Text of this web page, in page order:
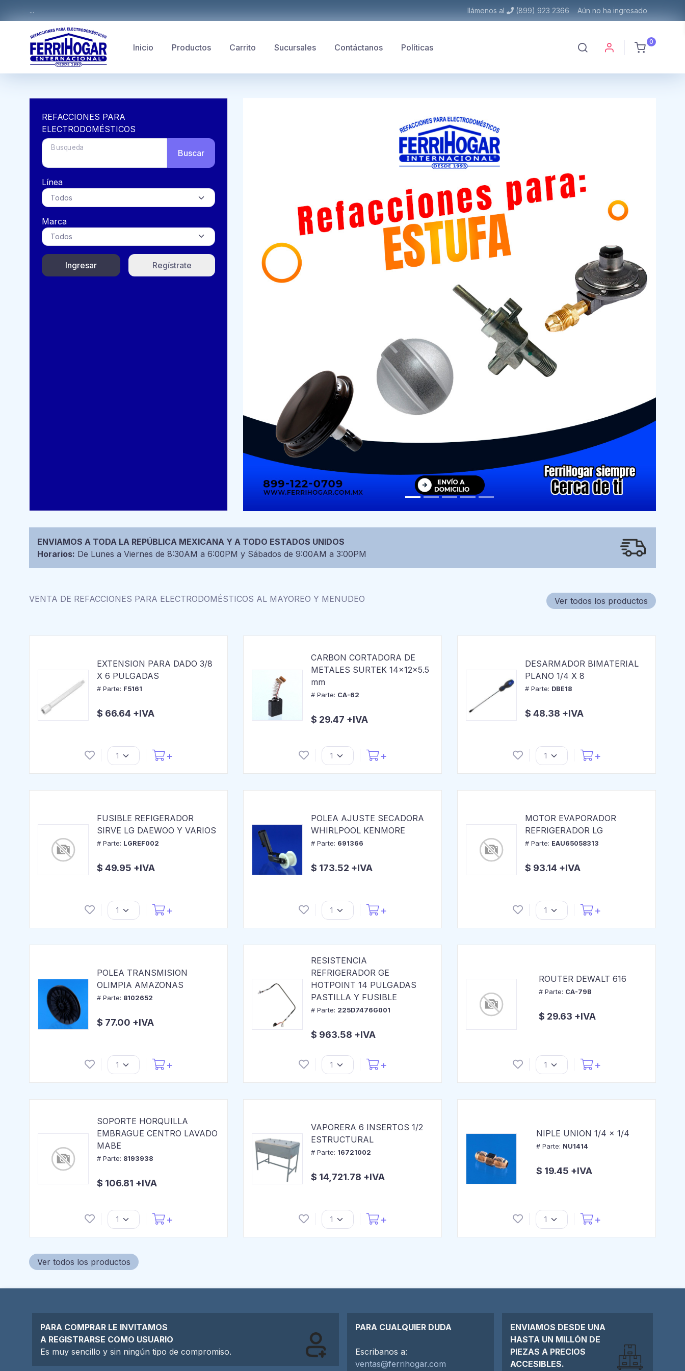
... llámenos al (899) 923 2366 Aún no ha ingresado
0
Inicio Productos Carrito Sucursales Contáctanos Políticas
REFACCIONES PARA
ELECTRODOMÉSTICOS
Busqueda
Buscar
Línea
Marca
Ingresar Regístrate
ENVIAMOS A TODA LA REPÚBLICA MEXICANA Y A TODO ESTADOS UNIDOS
Horarios: De Lunes a Viernes de 8:30AM a 6:00PM y Sábados de 9:00AM a 3:00PM
VENTA DE REFACCIONES PARA ELECTRODOMÉSTICOS AL MAYOREO Y MENUDEO Ver todos los productos
EXTENSION PARA DADO 3/8
X 6 PULGADAS
# Parte: F5161
$ 66.64 +IVA
CARBON CORTADORA DE
METALES SURTEK 14x12x5.5
mm
# Parte: CA-62
$ 29.47 +IVA
DESARMADOR BIMATERIAL
PLANO 1/4 X 8
# Parte: DBE18
$ 48.38 +IVA
FUSIBLE REFIGERADOR
SIRVE LG DAEWOO Y VARIOS
# Parte: LGREF002
$ 49.95 +IVA
POLEA AJUSTE SECADORA
WHIRLPOOL KENMORE
# Parte: 691366
$ 173.52 +IVA
MOTOR EVAPORADOR
REFRIGERADOR LG
# Parte: EAU65058313
$ 93.14 +IVA
POLEA TRANSMISION
OLIMPIA AMAZONAS
# Parte: 8102652
$ 77.00 +IVA
RESISTENCIA
REFRIGERADOR GE
HOTPOINT 14 PULGADAS
PASTILLA Y FUSIBLE
# Parte: 225D7476G001
$ 963.58 +IVA
ROUTER DEWALT 616
# Parte: CA-79B
$ 29.63 +IVA
SOPORTE HORQUILLA
EMBRAGUE CENTRO LAVADO
MABE
# Parte: 8193938
$ 106.81 +IVA
VAPORERA 6 INSERTOS 1/2
ESTRUCTURAL
# Parte: 16721002
$ 14,721.78 +IVA
NIPLE UNION 1/4 x 1/4
# Parte: NU1414
$ 19.45 +IVA
Ver todos los productos
PARA COMPRAR LE INVITAMOS
A REGISTRARSE COMO USUARIO
Es muy sencillo y sin ningún tipo de compromiso.
PARA CUALQUIER DUDA
Escribanos a:
ventas@ferrihogar.com
ENVIAMOS DESDE UNA
HASTA UN MILLÓN DE
PIEZAS A PRECIOS
ACCESIBLES.